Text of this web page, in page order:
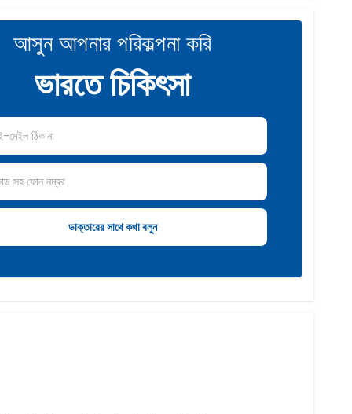
আসুন আপনার পরিকল্পনা করি
ভারতে চিকিৎসা